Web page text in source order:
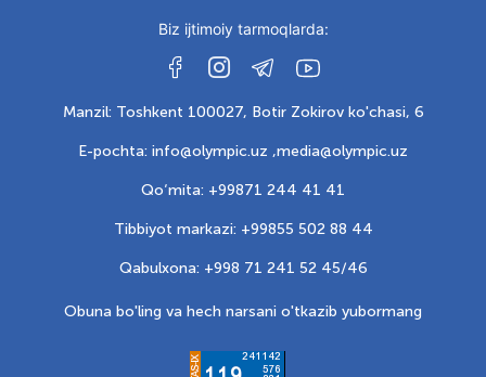
Biz ijtimoiy tarmoqlarda:
Manzil: Toshkent 100027, Botir Zokirov ko'chasi, 6
E-pochta: info@olympic.uz ,media@olympic.uz
Qo‘mita: +99871 244 41 41
Tibbiyot markazi: +99855 502 88 44
Qabulxona: +998 71 241 52 45/46
Obuna bo'ling va hech narsani o'tkazib yubormang